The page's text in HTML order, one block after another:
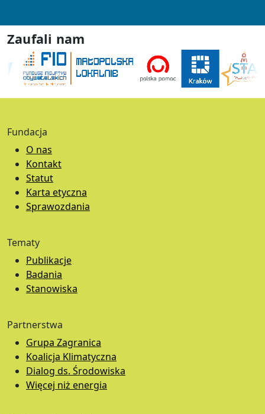
Zaufali nam
Fundacja
O nas
Kontakt
Statut
Karta etyczna
Sprawozdania
Tematy
Publikacje
Badania
Stanowiska
Partnerstwa
Grupa Zagranica
Koalicja Klimatyczna
Dialog ds. Środowiska
Więcej niż energia